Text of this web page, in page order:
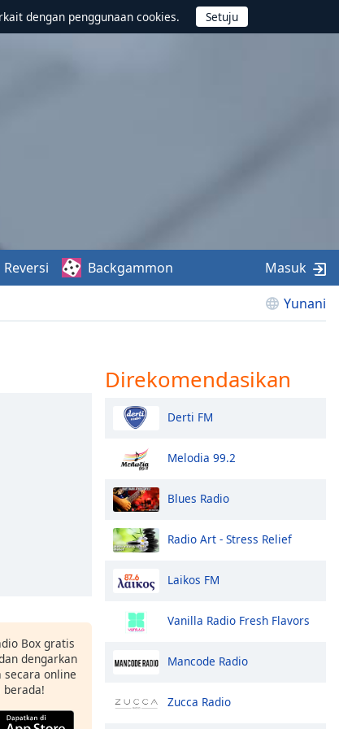
dengan penggunaan cookies.
Yunani
Reversi Backgammon Masuk
Box gratis
dengarkan
online
berada!
Direkomendasikan
Derti FM
Melodia 99.2
Blues Radio
Radio Art - Stress Relief
Laikos FM
Vanilla Radio Fresh Flavors
Mancode Radio
Zucca Radio